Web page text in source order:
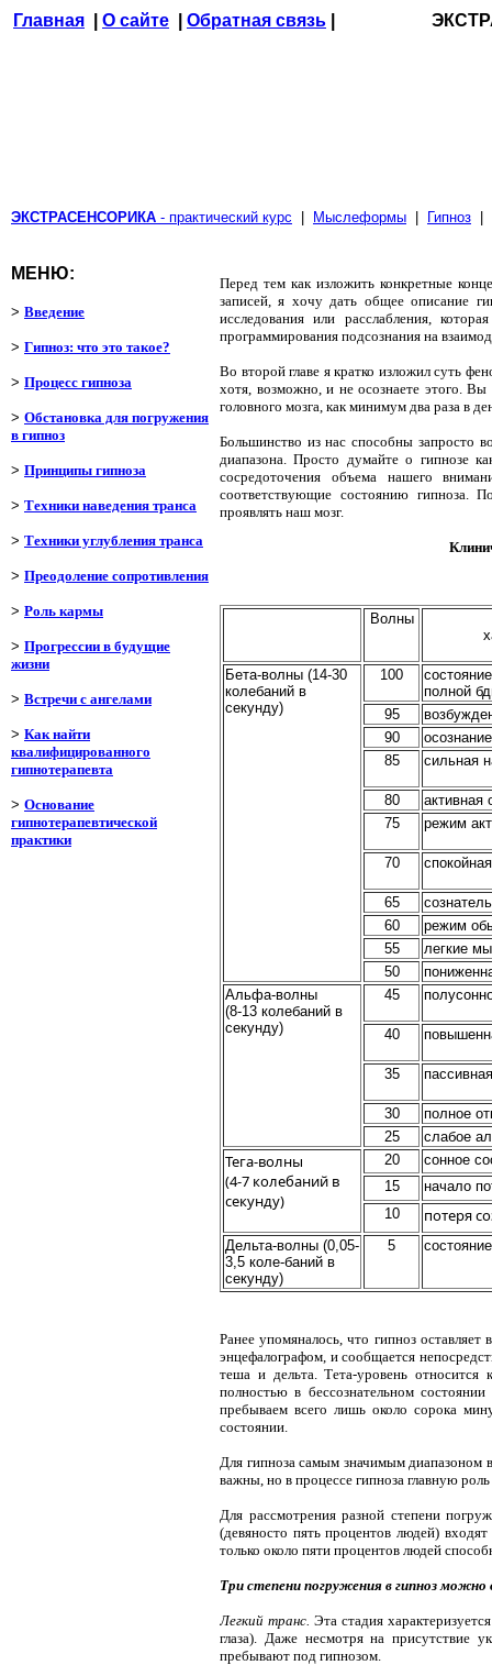
Перед тем как изложить конкретные
записей, я хочу дать общее описание
исследования или расслабления,
программирования подсознания на
Во второй главе я кратко изложил суть
хотя, возможно, и не осознаете этого.
головного мозга, как минимум два раза в
Большинство из нас способны запросто
диапазона. Просто думайте о гипнозе
сосредоточения объема нашего
соответствующие состоянию гипноза.
проявлять наш мозг.
Ранее упомяналось, что гипноз
энцефалографом, и сообщается
теша и дельта. Тета-уровень
полностью в бессознательном
пребываем всего лишь около сорока
состоянии.
Для гипноза самым значимым диапазоном
важны, но в процессе гипноза главную
Для рассмотрения разной степени
(девяносто пять процентов людей)
только около пяти процентов людей
Три степени погружения в гипноз
Легкий транс. Эта стадия
глаза). Даже несмотря на присутствие
пребывают под гипнозом.
Волны
Бета-волны (14-30
колебаний в
секунду)
100
состояние
полной
95
90
85
сильная
80
активная
75
режим
70
65
60
режим
55
легкие
50
Альфа-волны
(8-13 колебаний в
секунду)
45
40
35
30
полное
25
слабое
Тега-волны
(4-7 колебаний в
секунду)
20
сонное
15
начало
10
потеря
Дельта-волны (0,05-
3,5 коле-баний в
секунду)
5
ЭКСТРАСЕНСОРИКА - практический курс Мыслеформы Гипноз
МЕНЮ:
> Введение
> Гипноз: что это такое?
> Процесс гипноза
> Обстановка для погружения
в гипноз
> Принципы гипноза
> Техники наведения транса
> Техники углубления транса
> Преодоление сопротивления
> Роль кармы
> Прогрессии в будущие
жизни
> Встречи с ангелами
> Как найти
квалифицированного
гипнотерапевта
> Основание
гипнотерапевтической
практики
Главная О сайте Обратная связь |